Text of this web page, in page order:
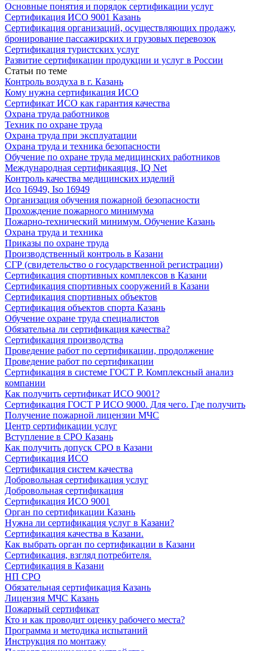
Основные понятия и порядок сертификации услуг
Сертификация ИСО 9001 Казань
Сертификация организаций, осуществляющих продажу,
бронирование пассажирских и грузовых перевозок
Сертификация туристских услуг
Развитие сертификации продукции и услуг в России
Статьи по теме
Контроль воздуха в г. Казань
Кому нужна сертификация ИСО
Сертификат ИСО как гарантия качества
Охрана труда работников
Техник по охране труда
Охрана труда при эксплуатации
Охрана труда и техника безопасности
Обучение по охране труда медицинских работников
Международная сертификаяция, IQ Net
Контроль качества медицинских изделий
Исо 16949, Iso 16949
Организация обучения пожарной безопасности
Прохождение пожарного минимума
Пожарно-технический минимум. Обучение Казань
Охрана труда и техника
Приказы по охране труда
Производственный контроль в Казани
СГР (свидетельство о государственной регистрации)
Сертификация спортивных комплексов в Казани
Сертификация спортивных сооружений в Казани
Сертификация спортивных объектов
Сертификация объектов спорта Казань
Обучение охране труда специалистов
Обязательна ли сертификация качества?
Сертификация производства
Проведение работ по сертификации, продолжение
Проведение работ по сертификации
Сертификация в системе ГОСТ Р. Комплексный анализ
компании
Как получить сертификат ИСО 9001?
Сертификация ГОСТ Р ИСО 9000. Для чего. Где получить
Получение пожарной лицензии МЧС
Центр сертификации услуг
Вступление в СРО Казань
Как получить допуск СРО в Казани
Сертификация ИСО
Сертификация систем качества
Добровольная сертификация услуг
Добровольная сертификация
Сертификация ИСО 9001
Орган по сертификации Казань
Нужна ли сертификация услуг в Казани?
Сертификация качества в Казани.
Как выбрать орган по сертификации в Казани
Сертификация, взгляд потребителя.
Сертификация в Казани
НП СРО
Обязательная сертификация Казань
Лицензия МЧС Казань
Пожарный сертификат
Кто и как проводит оценку рабочего места?
Программа и методика испытаний
Инструкция по монтажу